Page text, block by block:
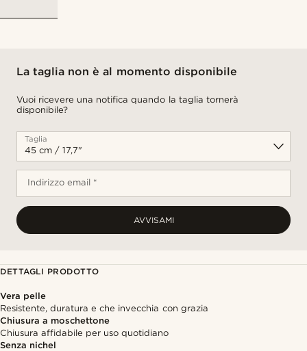
La taglia non è al momento disponibile
Vuoi ricevere una notifica quando la taglia tornerà
disponibile?
Taglia
Indirizzo email *
AVVISAMI
DETTAGLI PRODOTTO
Vera pelle
Resistente, duratura e che invecchia con grazia
Chiusura a moschettone
Chiusura affidabile per uso quotidiano
Senza nichel